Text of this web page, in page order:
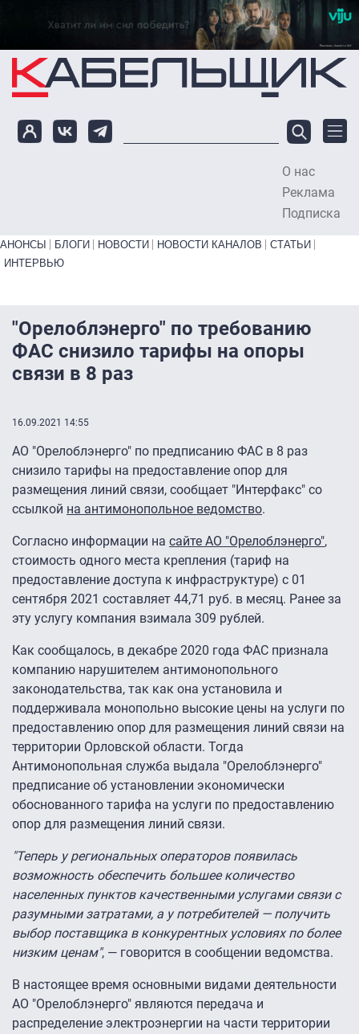
Перейти к основному содержанию
О нас
Реклама
Подписка
Primary links bottom
АНОНСЫ БЛОГИ НОВОСТИ НОВОСТИ КАНАЛОВ
СТАТЬИ
ИНТЕРВЬЮ
"Орелоблэнерго" по требованию
ФАС снизило тарифы на опоры
связи в 8 раз
16.09.2021 14:55
АО "Орелоблэнерго" по предписанию ФАС в 8 раз
снизило тарифы на предоставление опор для
размещения линий связи, сообщает "Интерфакс" со
ссылкой на антимонопольное ведомство.
Согласно информации на сайте АО "Орелоблэнерго",
стоимость одного места крепления (тариф на
предоставление доступа к инфраструктуре) с 01
сентября 2021 составляет 44,71 руб. в месяц. Ранее за
эту услугу компания взимала 309 рублей.
Как сообщалось, в декабре 2020 года ФАС признала
компанию нарушителем антимонопольного
законодательства, так как она установила и
поддерживала монопольно высокие цены на услуги по
предоставлению опор для размещения линий связи на
территории Орловской области. Тогда
Антимонопольная служба выдала "Орелоблэнерго"
предписание об установлении экономически
обоснованного тарифа на услуги по предоставлению
опор для размещения линий связи.
"Теперь у региональных операторов появилась
возможность обеспечить большее количество
населенных пунктов качественными услугами связи с
разумными затратами, а у потребителей — получить
выбор поставщика в конкурентных условиях по более
низким ценам", — говорится в сообщении ведомства.
В настоящее время основными видами деятельности
АО "Орелоблэнерго" являются передача и
распределение электроэнергии на части территории